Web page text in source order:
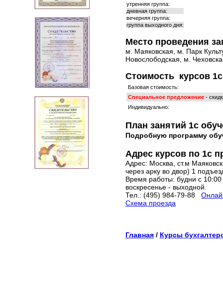
утренняя группа:
дневная группа:
вечерняя группа:
группа выходного дня:
Место проведения
м. Маяковская, м. Парк
Новослободская, м.
Стоимость курсов
Базовая стоимость:
Специальное предложение -
Индивидуально:
План занятий 1с
Подробную программу
Адрес курсов по 1с
Адрес: Москва, ст.м
через арку во двор) 1
Время работы: будни с
воскресенье - выходной.
Тел.: (495) 984-79-88
Схема проезда
Главная / Курсы